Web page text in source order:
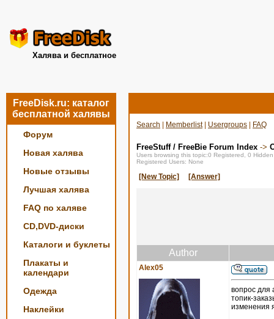
Халява и бесплатное
FreeDisk.ru: каталог
бесплатной халявы
Форум
Новая халява
Новые отзывы
Лучшая халява
FAQ по халяве
CD,DVD-диски
Каталоги и буклеты
Плакаты и
календари
Одежда
Наклейки
Search Memberlist| Usergroups FAQ
FreeStuff / FreeBie Forum Index ->
Users browsing this topic:0 Registered, 0
Registered Users: None
[New Topic] [Answer]
Author
Alex05
вопрос для
топик-
изменения